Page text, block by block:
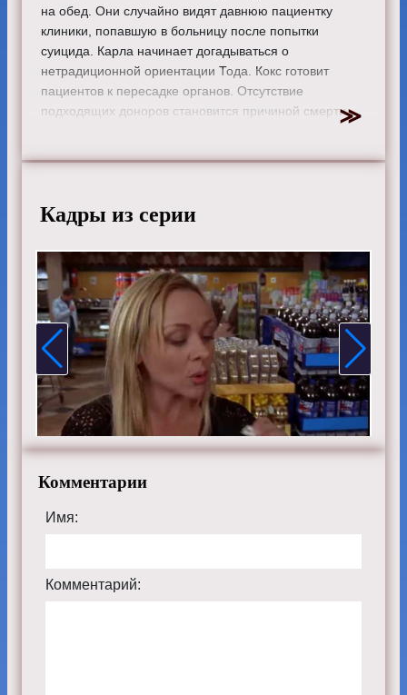
на обед. Они случайно видят давнюю пациентку
клиники, попавшую в больницу после попытки
суицида. Карла начинает догадываться о
нетрадиционной ориентации Тода. Кокс готовит
пациентов к пересадке органов. Отсутствие
подходящих доноров становится причиной смерти
Режиссер:Джон Мишель
Дженкинс, Джон МакГинли, Джуди Рейес, Нил Флинн,
Элиза Коуп, Керри Бише, Михаэль Мосли и Дэвид
Смотрите онлайн 5 сезон 20 серию «Клиника»
бесплатно в хорошем HD качестве, на телефоне,
планшете, пк или телевизоре на сайте scrubs-
tvshow.ru.
Кадры из серии
Комментарии
Имя:
Комментарий: